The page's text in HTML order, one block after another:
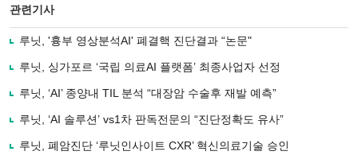
로
기
사
유
기
관련기사
루닛, '흉부 영상분석AI' 폐결핵 진단결과 “논문"
루닛, 싱가포르 ‘국립 의료AI 플랫폼’ 최종사업자 선정
루닛, ‘AI’ 종양내 TIL 분석 “대장암 수술후 재발 예측”
루닛, ‘AI 솔루션’ vs1차 판독전문의 “진단정확도 유사”
루닛, 폐암진단 ‘루닛인사이트 CXR’ 혁신의료기술 승인